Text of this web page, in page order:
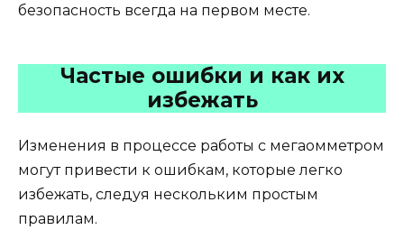
безопасность всегда на первом месте.
Частые ошибки и как их
избежать
Изменения в процессе работы с мегаомметром
могут привести к ошибкам, которые легко
избежать, следуя нескольким простым
правилам.